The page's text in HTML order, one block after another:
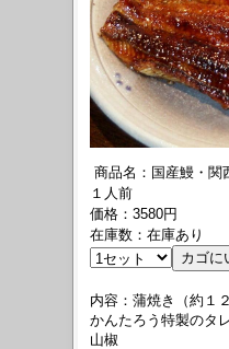
商品名：国産鰻・関
１人前
価格：3580円
在庫数：在庫あり
内容：蒲焼き（約１
かんたろう特製のタ
山椒